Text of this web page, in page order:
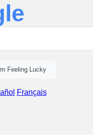
Feeling Lucky
Français